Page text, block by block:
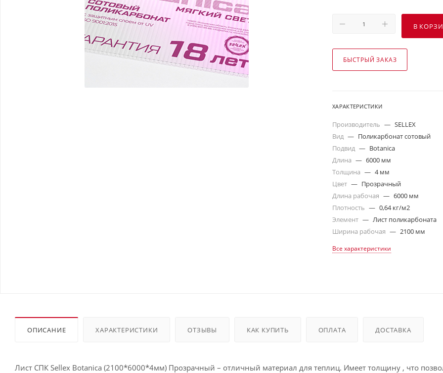
В
БЫСТРЫЙ ЗАКАЗ
ХАРАКТЕРИСТИКИ
Производитель — SELLEX
Вид — Поликарбонат сотовый
Подвид — Botanica
Длина — 6000 мм
Толщина — 4 мм
Цвет — Прозрачный
Длина рабочая — 6000 мм
Плотность — 0,64 кг/м2
Элемент — Лист поликарбоната
Ширина рабочая — 2100 мм
Все характеристики
ОПИСАНИЕ ХАРАКТЕРИСТИКИ ОТЗЫВЫ КАК КУПИТЬ ОПЛАТА ДОСТАВКА
Лист СПК Sellex Botanica (2100*6000*4мм) Прозрачный – отличный материал для теплиц. Имеет толщину , что